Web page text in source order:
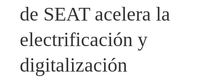
de SEAT acelera la
electrificación y
digitalización